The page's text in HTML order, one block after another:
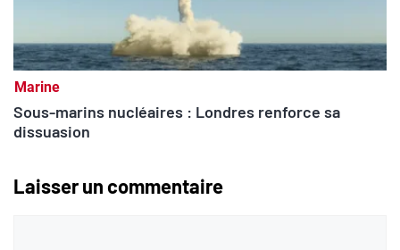
Marine
Sous-marins nucléaires : Londres renforce sa
dissuasion
Laisser un commentaire